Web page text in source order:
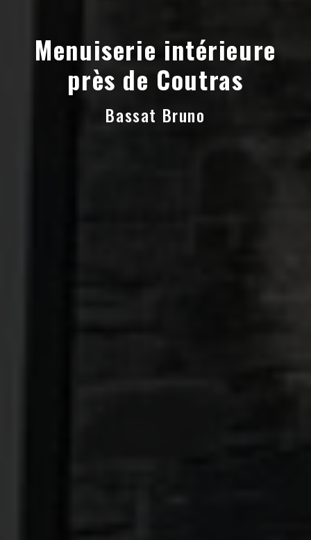
Menuiserie intérieure
près de Coutras
Bassat Bruno